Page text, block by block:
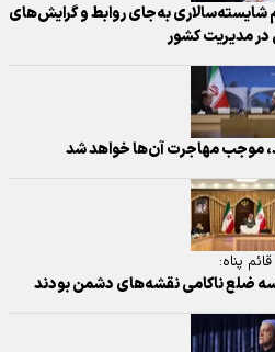
شایسته‌سالاری به‌جای روابط و گرایش‌های
مدیریت کشور
موجب مهاجرت آن‌ها خواهد شد
قائم پناه:
ضلع ناکامی نقشه‌های دشمن بودند